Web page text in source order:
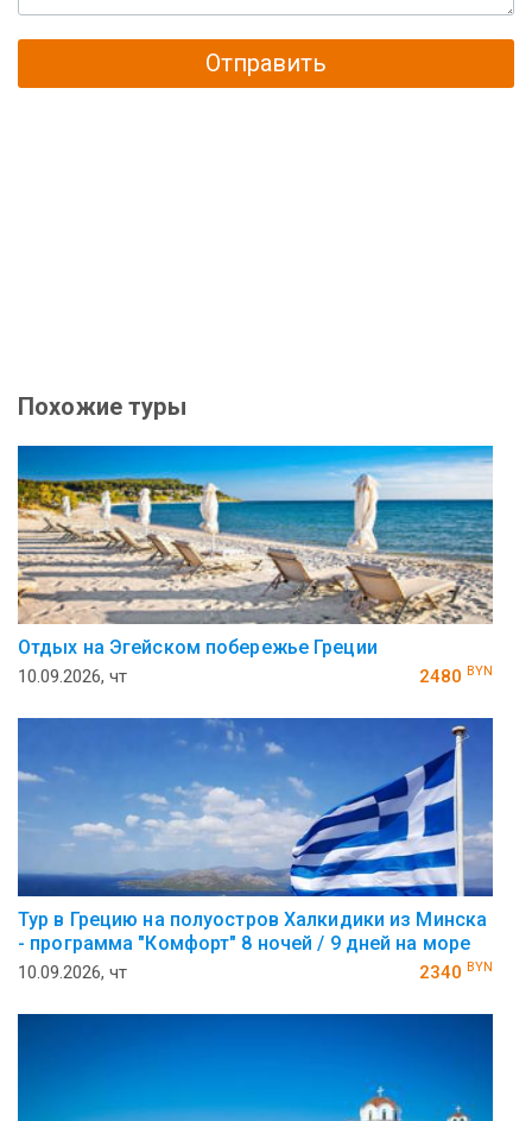
Отправить
Похожие туры
Отдых на Эгейском побережье Греции
10.09.2026, чт 2480 BYN
Тур в Грецию на полуостров Халкидики из Минска
- программа "Комфорт" 8 ночей / 9 дней на море
10.09.2026, чт 2340 BYN